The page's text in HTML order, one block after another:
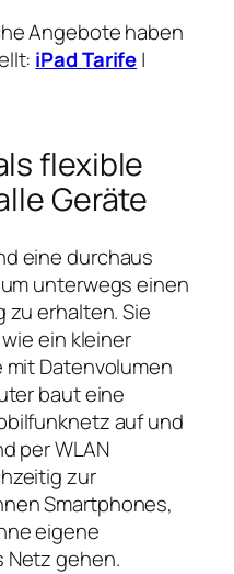
Angebote haben
iPad Tarife|
flexible
Geräte
eine durchaus
unterwegs einen
erhalten. Sie
ein kleiner
mit Datenvolumen
baut eine
auf und
per WLAN
zur
Smartphones,
eigene
Netz gehen.